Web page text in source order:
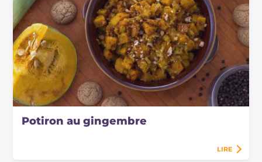
Potiron au gingembre
LIRE